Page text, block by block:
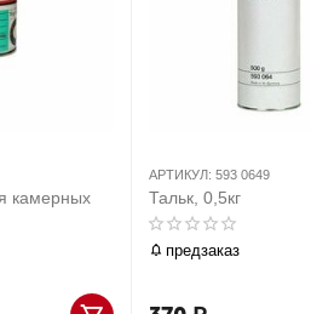
камерных
АРТИКУЛ: 593 0649
Тальк, 0,5кг
предзаказ